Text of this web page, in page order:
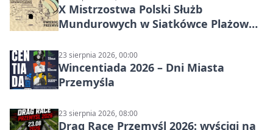
X Mistrzostwa Polski Służb
Mundurowych w Siatkówce Plażowej
23 sierpnia 2026, 00:00
Wincentiada 2026 – Dni Miasta
Przemyśla
23 sierpnia 2026, 08:00
Drag Race Przemyśl 2026: wyścigi na